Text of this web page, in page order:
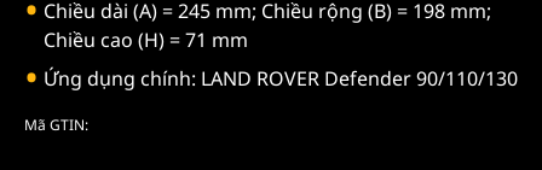
Chiều dài (A) = 245 mm; Chiều rộng (B) = 198 mm;
Chiều cao (H) = 71 mm
Ứng dụng chính: LAND ROVER Defender 90/110/130
Mã GTIN: